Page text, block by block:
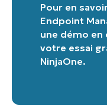
Pour en
Endpoint
une démo en
votre essai
NinjaOne.